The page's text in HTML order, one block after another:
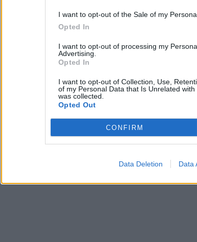
I want to opt-out of the Sale of my
Opted In
I want to opt-out of processing my
Advertising.
Opted In
I want to opt-out of Collection, Use,
of my Personal Data that Is Unrelated
was collected.
Opted Out
CONFIRM
Data Deletion Data